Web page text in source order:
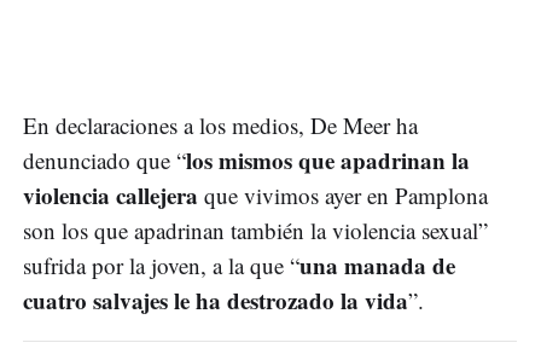
En declaraciones a los medios, De Meer ha
denunciado que “los mismos que apadrinan la
violencia callejera que vivimos ayer en Pamplona
son los que apadrinan también la violencia sexual”
sufrida por la joven, a la que “una manada de
cuatro salvajes le ha destrozado la vida”.